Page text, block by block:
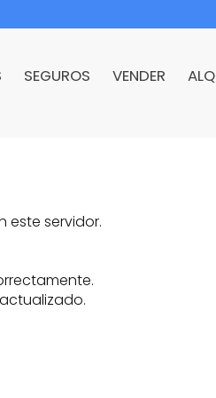
SEGUROS VENDER
este servidor.